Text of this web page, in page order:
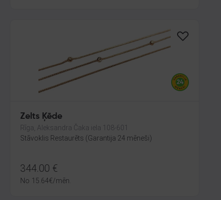
Zelts Ķēde
Rīga, Aleksandra Čaka iela 108-601
Stāvoklis Restaurēts (Garantija 24 mēneši)
344.00 €
No 15.64€/mēn.